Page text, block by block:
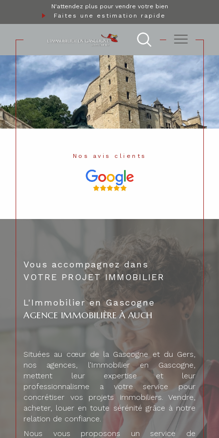
N'attendez plus pour vendre votre bien
Faites une estimation rapide
Nos avis clients
Vous accompagnez dans
VOTRE PROJET IMMOBILIER
L'Immobilier en Gascogne
AGENCE IMMOBILIÈRE À AUCH
Situées au cœur de la Gascogne et du Gers,
nos agences, l’Immobilier en Gascogne,
mettent leur expertise et leur
professionnalisme a votre service pour
concrétiser vos projets immobiliers. Vendre,
acheter, louer en toute sérénité grâce à notre
relation de confiance.
Nous vous proposons un service de